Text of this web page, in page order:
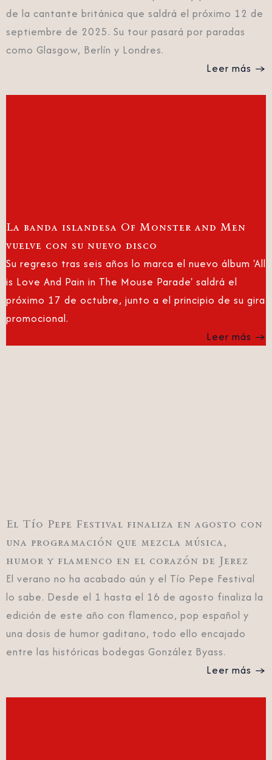
de la cantante británica que saldrá el próximo 12 de
septiembre de 2025. Su tour pasará por paradas
como Glasgow, Berlín y Londres.
Leer más →
La banda islandesa Of Monster and Men
vuelve con su nuevo disco
Su regreso tras seis años lo marca el nuevo álbum 'All
is Love And Pain in The Mouse Parade' saldrá el
próximo 17 de octubre, junto a el principio de su gira
promocional.
Leer más →
El Tío Pepe Festival finaliza en agosto con
una programación que mezcla música,
humor y flamenco en el corazón de Jerez
El verano no ha acabado aún y el Tío Pepe Festival
lo sabe. Desde el 1 hasta el 16 de agosto finaliza la
edición de este año con flamenco, pop español y
una dosis de humor gaditano, todo ello encajado
entre las históricas bodegas González Byass.
Leer más →